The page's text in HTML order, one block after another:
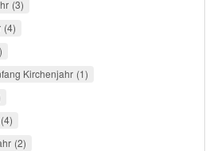
3
4
Kirchenjahr 1
4
2